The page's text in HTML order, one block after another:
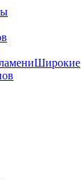
Широкие